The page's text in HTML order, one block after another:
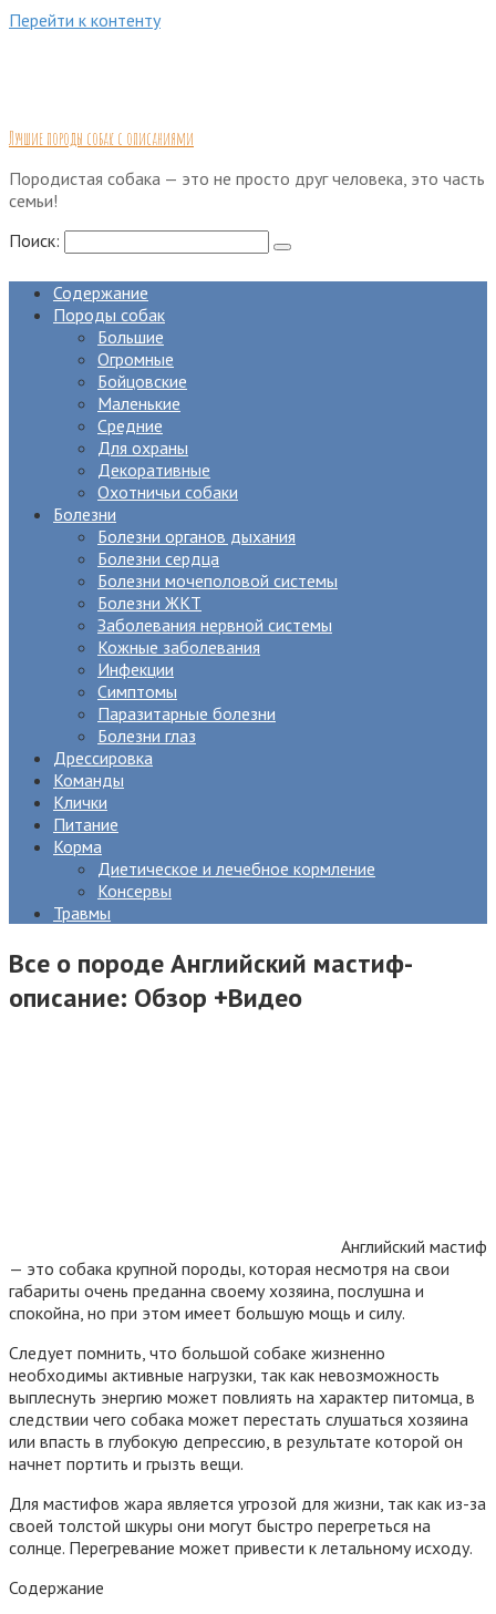
Перейти к контенту
Лучшие породы собак с описаниями
Породистая собака — это не просто друг человека, это часть
семьи!
Поиск:
Содержание
Породы собак
Большие
Огромные
Бойцовские
Маленькие
Средние
Для охраны
Декоративные
Охотничьи собаки
Болезни
Болезни органов дыхания
Болезни сердца
Болезни мочеполовой системы
Болезни ЖКТ
Заболевания нервной системы
Кожные заболевания
Инфекции
Симптомы
Паразитарные болезни
Болезни глаз
Дрессировка
Команды
Клички
Питание
Корма
Диетическое и лечебное кормление
Консервы
Травмы
Все о породе Английский мастиф-
описание: Обзор +Видео
Английский мастиф
— это собака крупной породы, которая несмотря на свои
габариты очень преданна своему хозяина, послушна и
спокойна, но при этом имеет большую мощь и силу.
Следует помнить, что большой собаке жизненно
необходимы активные нагрузки, так как невозможность
выплеснуть энергию может повлиять на характер питомца, в
следствии чего собака может перестать слушаться хозяина
или впасть в глубокую депрессию, в результате которой он
начнет портить и грызть вещи.
Для мастифов жара является угрозой для жизни, так как из-за
своей толстой шкуры они могут быстро перегреться на
солнце. Перегревание может привести к летальному исходу.
Содержание